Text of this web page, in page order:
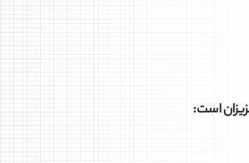
است: